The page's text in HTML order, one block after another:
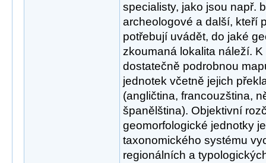
specialisty, jako jsou např.
archeologové a další, kteří
potřebují uvádět, do jaké
zkoumaná lokalita náleží.
dostatečně podrobnou
jednotek včetně jejich
(angličtina, francouzština,
španělština). Objektivní
geomorfologické jednotky
taxonomického systému
regionálních a